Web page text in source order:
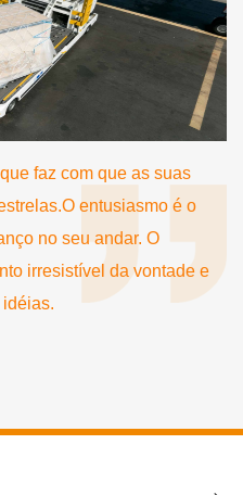
faz com que as suas
entusiasmo é o
no seu andar. O
irresistível da vontade e